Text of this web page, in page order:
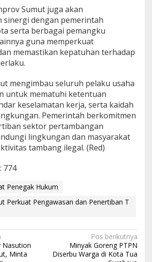
Sumut juga akan
sinergi dengan pemerintah
serta berbagai pemangku
guna memperkuat
memastikan kepatuhan terhadap
mengimbau seluruh pelaku usaha
untuk mematuhi ketentuan
keselamatan kerja, serta kaidah
Pemerintah berkomitmen
sektor pertambangan
lingkungan dan masyarakat
tambang ilegal. (Red)
774
Penegak Hukum
Perkuat Pengawasan dan Penertiban T
Nasution
Minta
Pos berikutnya
Minyak Goreng PTPN
Diserbu Warga di Kota Tua